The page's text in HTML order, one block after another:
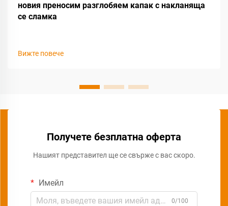
новия преносим разглобяем капак с накланяща
се сламка
Вижте повече
Получете безплатна оферта
Нашият представител ще се свърже с вас скоро.
Имейл
0/100